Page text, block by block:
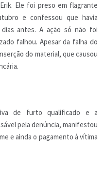
Ele foi preso em flagrante
e confessou que havia
antes. A ação só não foi
falhou. Apesar da falha do
do material, que causou
de furto qualificado e a
pela denúncia, manifestou
e ainda o pagamento à vítima